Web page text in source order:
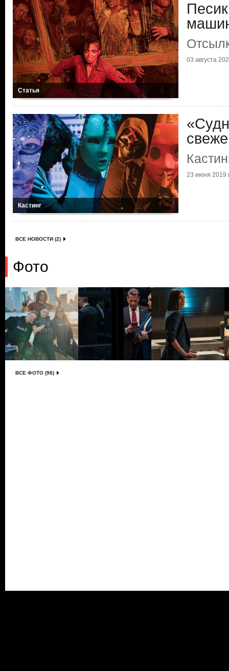
Статья
03 августа
Кастинг
23 июня 2019
ВСЕ НОВОСТИ (2)
Фото
ВСЕ ФОТО (98)